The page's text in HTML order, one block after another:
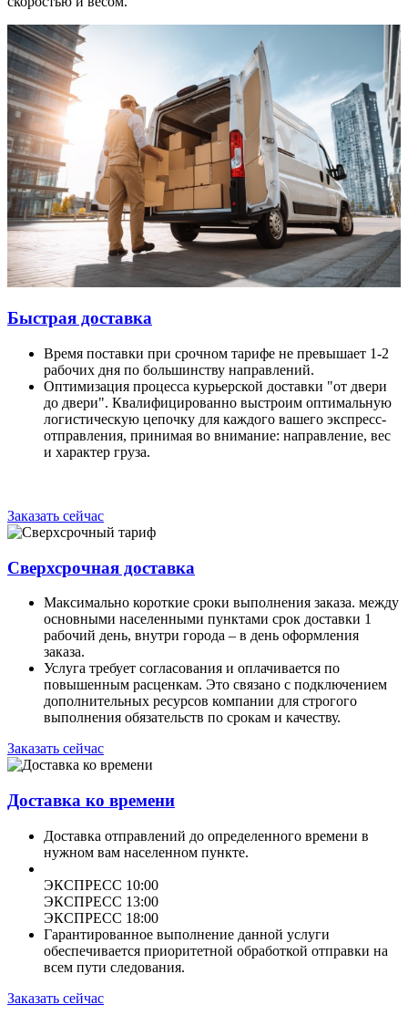
Быстрая доставка
Время поставки при срочном тарифе не превышает 1-2
рабочих дня по большинству направлений.
Оптимизация процесса курьерской доставки "от двери
до двери". Квалифицированно выстроим оптимальную
логистическую цепочку для каждого вашего экспресс-
отправления, принимая во внимание: направление, вес
и характер груза.
Заказать сейчас
Сверхсрочная доставка
Максимально короткие сроки выполнения заказа. между
основными населенными пунктами срок доставки 1
рабочий день, внутри города – в день оформления
заказа.
Услуга требует согласования и оплачивается по
повышенным расценкам. Это связано с подключением
дополнительных ресурсов компании для строгого
выполнения обязательств по срокам и качеству.
Заказать сейчас
Доставка ко времени
Доставка отправлений до определенного времени в
нужном вам населенном пункте.
ЭКСПРЕСС 10:00
ЭКСПРЕСС 13:00
ЭКСПРЕСС 18:00
Гарантированное выполнение данной услуги
обеспечивается приоритетной обработкой отправки на
всем пути следования.
Заказать сейчас